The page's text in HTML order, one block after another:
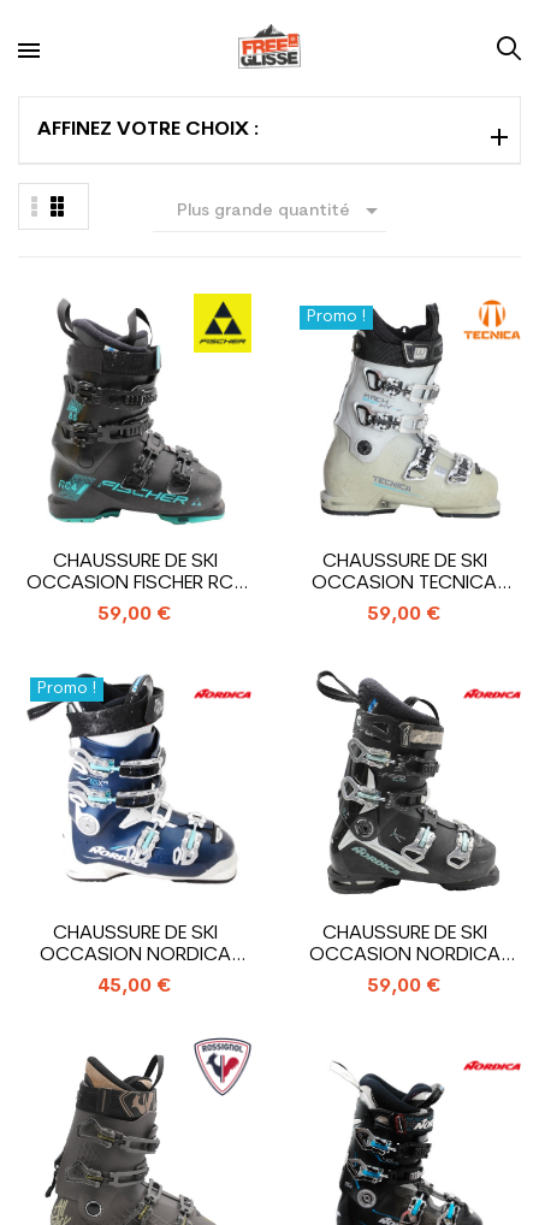
AFFINEZ VOTRE CHOIX :
Plus grande quantité 
CHAUSSURE DE SKI
OCCASION FISCHER RC4
85 XTR HV
59,00 €
CHAUSSURE DE SKI
OCCASION TECNICA
MACH SPORT MV RT W
59,00 €
Promo !
CHAUSSURE DE SKI
OCCASION NORDICA
SPORTMACHINE 85 XWR
45,00 €
Promo !
CHAUSSURE DE SKI
OCCASION NORDICA
SPEEDMACHINE 95R W
59,00 €